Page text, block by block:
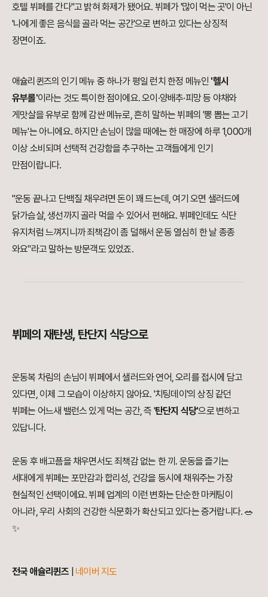
호텔 뷔페를 간다"고 밝혀 화제가 됐어요. 뷔페가 '많이 먹는 곳'이 아닌
'나에게 좋은 음식을 골라 먹는 공간'으로 변하고 있다는 상징적
장면이죠.
애슐리퀸즈의 인기 메뉴 중 하나가 평일 런치 한정 메뉴인 '헬시
유부롤'이라는 것도 특이한 점이에요. 오이·양배추·피망 등 야채와
게맛살을 유부로 함께 감싼 메뉴로, 흔히 말하는 뷔페의 '뽕 뽑는 고기
메뉴'는 아니에요. 하지만 손님이 많을 때에는 한 매장에 하루 1,000개
이상 소비되며 선택적 건강함을 추구하는 고객들에게 인기
만점이랍니다.
"운동 끝나고 단백질 채우려면 돈이 꽤 드는데, 여기 오면 샐러드에
닭가슴살, 생선까지 골라 먹을 수 있어서 편해요. 뷔페인데도 식단
유지처럼 느껴지니까 죄책감이 좀 덜해서 운동 열심히 한 날 종종
와요"라고 말하는 방문객도 있었죠.
뷔페의 재탄생, 탄단지 식당으로
운동복 차림의 손님이 뷔페에서 샐러드와 연어, 오리를 접시에 담고
있다면, 이제 그 모습이 이상하지 않아요. '치팅데이'의 상징 같던
뷔페는 어느새 밸런스 있게 먹는 공간, 즉 '탄단지 식당'으로 변하고
있답니다.
운동 후 배고픔을 채우면서도 죄책감 없는 한 끼. 운동을 즐기는
세대에게 뷔페는 포만감과 합리성, 건강을 동시에 채워주는 가장
현실적인 선택이에요. 뷔페 업계의 이런 변화는 단순한 마케팅이
아니라, 우리 사회의 건강한 식문화가 확산되고 있다는 증거랍니다. 🥗
✨
전국 애슐리퀸즈 네이버 지도